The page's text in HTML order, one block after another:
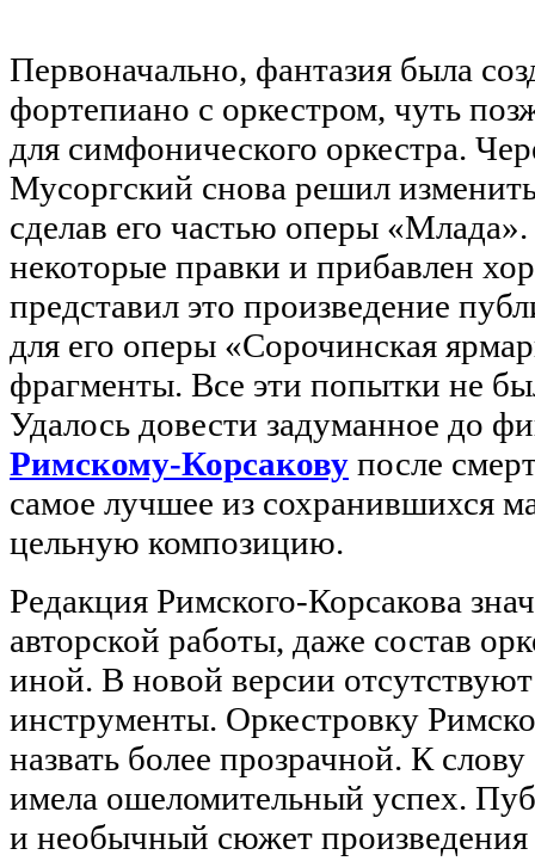
Первоначально, фантазия была
фортепиано с оркестром, чуть
для симфонического оркестра.
Мусоргский снова решил
сделав его частью оперы
некоторые правки и прибавлен
представил это произведение
для его оперы «Сорочинская
фрагменты. Все эти попытки не
Удалось довести задуманное до
Римскому-Корсакову после
самое лучшее из сохранившихся
цельную композицию.
Редакция Римского-Корсакова
авторской работы, даже состав
иной. В новой версии
инструменты. Оркестровку
назвать более прозрачной. К слову
имела ошеломительный успех.
и необычный сюжет